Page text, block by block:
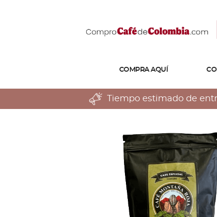
COMPRA AQUÍ
Tiempo estimado de